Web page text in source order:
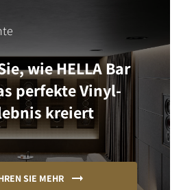
wie HELLA Bar
perfekte Vinyl-
kreiert
SIE MEHR